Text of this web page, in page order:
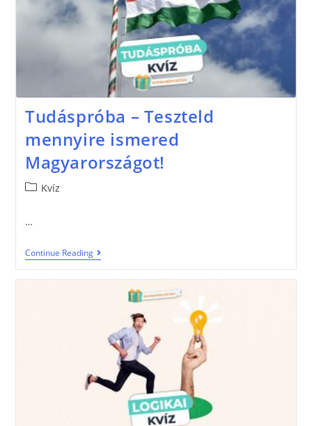
Tudáspróba – Teszteld
mennyire ismered
Magyarországot!
Kvíz
…
Continue Reading